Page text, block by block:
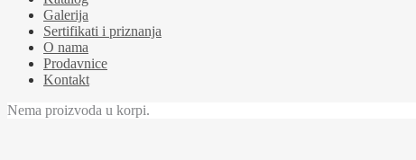
Galerija
Sertifikati i priznanja
O nama
Prodavnice
Kontakt
Nema proizvoda u korpi.